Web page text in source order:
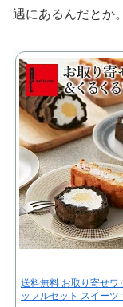
遇にあるんだとか。
送料無料 お取り寄せワ
ッフルセット スイー